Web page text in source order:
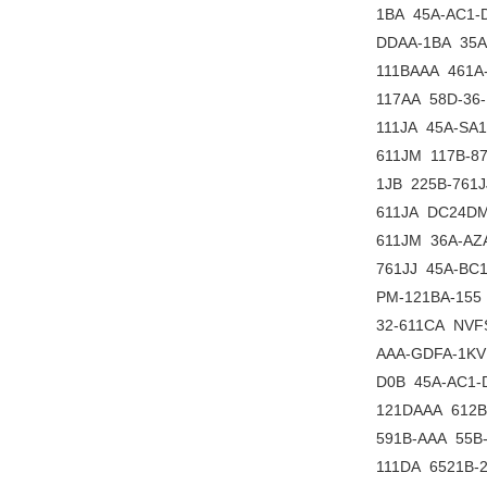
1BA 45A-AC1-
DDAA-1BA
111BAAA
117AA 58D-
111JA 45A-
611JM 117B-
1JB 225B-
611JA
611JM 36A-
761JJ 45A-
PM-121BA-
32-611CA
AAA-GDFA-
D0B 45A-
121DAAA
591B-AAA
111DA 6521B-